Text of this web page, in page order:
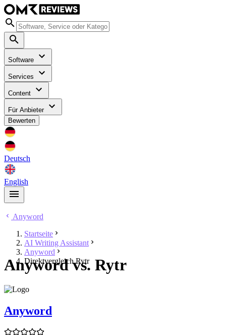
Software
Services
Content
Für Anbieter
Bewerten
Deutsch
English
Anyword
Startseite
AI Writing Assistant
Anyword
Direktvergleich Rytr
Anyword vs. Rytr
Anyword